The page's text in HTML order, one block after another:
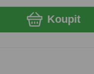
Koupit